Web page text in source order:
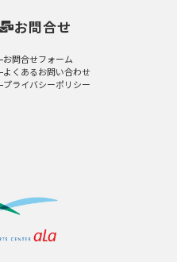
お問合せ
お問合せフォーム
よくあるお問い合わせ
プライバシーポリシー